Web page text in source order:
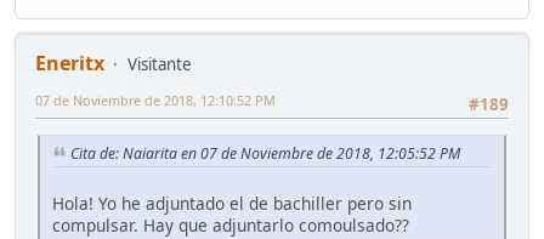
Eneritx
Visitante
#189
07 de Noviembre de 2018, 12:10:52 PM
Cita de: Naiarita en 07 de Noviembre de 2018, 12:05:52 PM
Hola! Yo he adjuntado el de bachiller pero sin
compulsar. Hay que adjuntarlo comoulsado??